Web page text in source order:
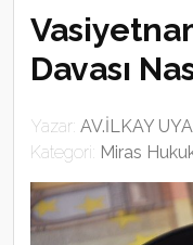
Davası
Yazar: AV.İLKAY
Kategori: Miras